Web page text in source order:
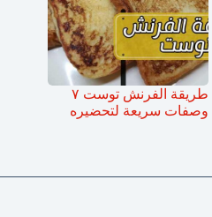
طريقة الفرنش توست ٧
وصفات سريعة لتحضيره